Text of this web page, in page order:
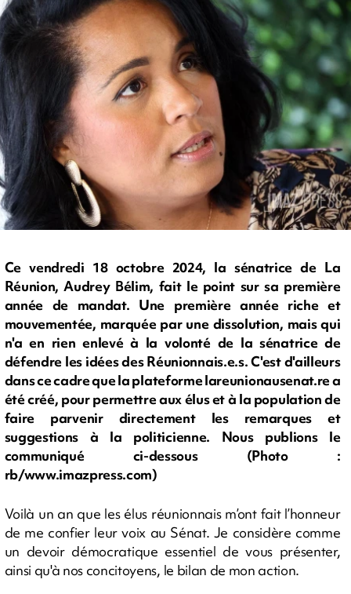
Ce vendredi 18 octobre 2024, la sénatrice de La
Réunion, Audrey Bélim, fait le point sur sa première
année de mandat. Une première année riche et
mouvementée, marquée par une dissolution, mais qui
n'a en rien enlevé à la volonté de la sénatrice de
défendre les idées des Réunionnais.e.s. C'est d'ailleurs
dans ce cadre que la plateforme lareunionausenat.re a
été créé, pour permettre aux élus et à la population de
faire parvenir directement les remarques et
suggestions à la politicienne. Nous publions le
communiqué ci-dessous (Photo :
rb/www.imazpress.com)
Voilà un an que les élus réunionnais m’ont fait l’honneur
de me confier leur voix au Sénat. Je considère comme
un devoir démocratique essentiel de vous présenter,
ainsi qu'à nos concitoyens, le bilan de mon action.